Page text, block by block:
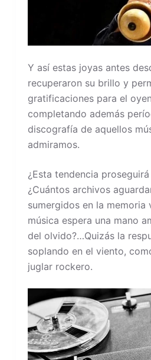
Y así estas joyas antes
recuperaron su brillo y
gratificaciones para el
completando además
discografía de aquellos
admiramos.
¿Esta tendencia
¿Cuántos archivos
sumergidos en la memoria
música espera una mano
del olvido?…Quizás la
soplando en el viento,
juglar rockero.